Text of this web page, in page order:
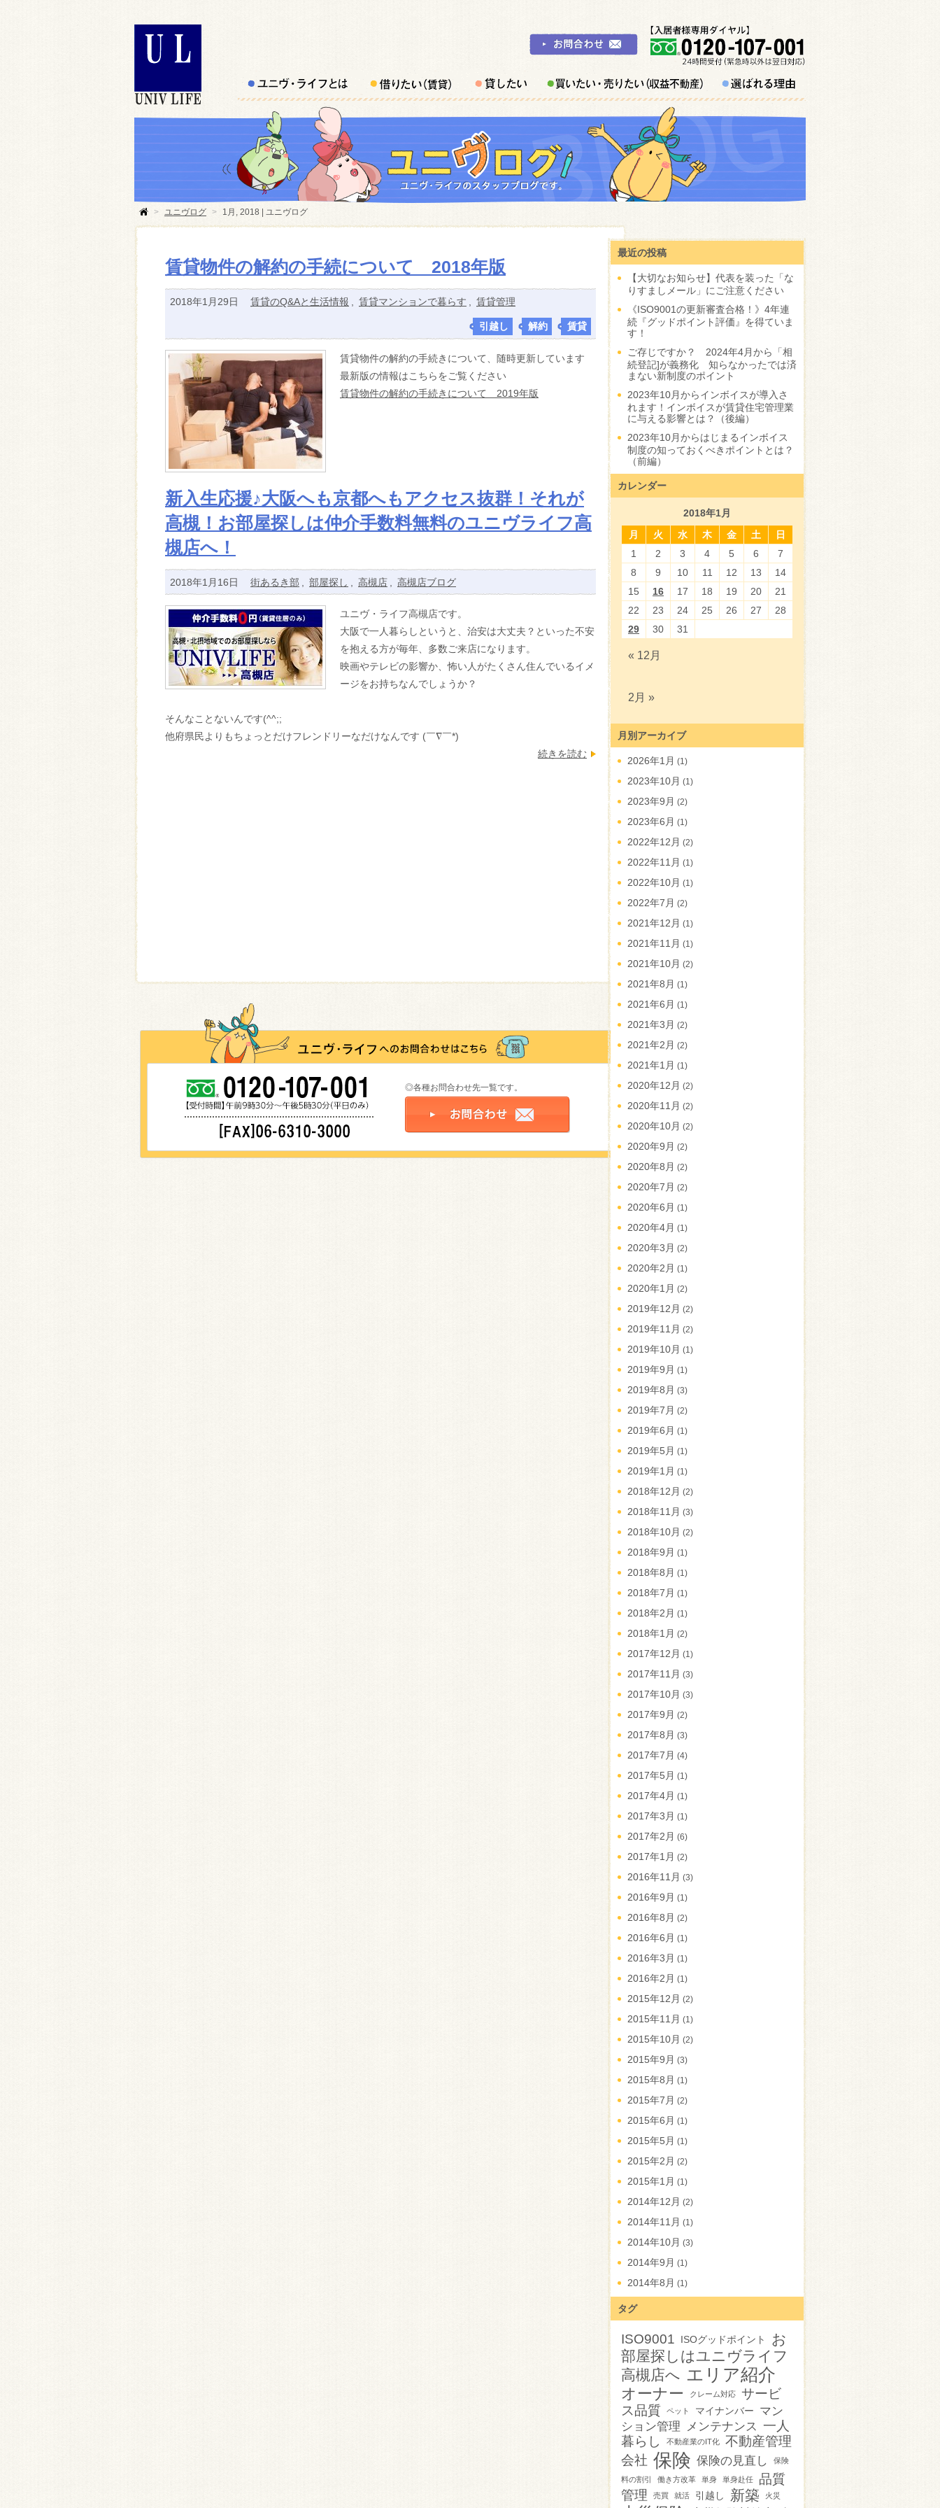
> ユニヴログ > 1月, 2018 | ユニヴログ
賃貸物件の解約の手続について 2018年版
2018年1月29日 賃貸のQ&Aと生活情報 賃貸マンションで暮らす 賃貸管理
引越し 解約 賃貸
賃貸物件の解約の手続きについて、随時更新しています
最新版の情報はこちらをご覧ください
賃貸物件の解約の手続きについて 2019年版
新入生応援♪大阪へも京都へもアクセス抜群！それが
高槻！お部屋探しは仲介手数料無料のユニヴライフ高
槻店へ！
2018年1月16日 街あるき部 部屋探し 高槻店 高槻店ブログ
ユニヴ・ライフ高槻店です。
大阪で一人暮らしというと、治安は大丈夫？といった不安
を抱える方が毎年、多数ご来店になります。
映画やテレビの影響か、怖い人がたくさん住んでいるイメ
ージをお持ちなんでしょうか？
そんなことないんです(^^;;
他府県民よりもちょっとだけフレンドリーなだけなんです (￣∇￣*)ゞ
続きを読む
◎各種お問合わせ先一覧です。
最近の投稿
【大切なお知らせ】代表を装った「な
りすましメール」にご注意ください
《ISO9001の更新審査合格！》4年連
続『グッドポイント評価』を得ていま
す！
ご存じですか？ 2024年4月から「相
続登記]が義務化 知らなかったでは済
まない新制度のポイント
2023年10月からインボイスが導入さ
れます！インボイスが賃貸住宅管理業
に与える影響とは？（後編）
2023年10月からはじまるインボイス
制度の知っておくべきポイントとは？
（前編）
カレンダー
2018年1月
月
火 水 木 金 土
日
1
2 3 4 5 6
7
8
9 10 11 12 13
14
15
16 17 18 19 20
21
22
23 24 25 26 27
28
29
30 31
« 12月
2月 »
月別アーカイブ
2026年1月 (1)
2023年10月 (1)
2023年9月 (2)
2023年6月 (1)
2022年12月 (2)
2022年11月 (1)
2022年10月 (1)
2022年7月 (2)
2021年12月 (1)
2021年11月 (1)
2021年10月 (2)
2021年8月 (1)
2021年6月 (1)
2021年3月 (2)
2021年2月 (2)
2021年1月 (1)
2020年12月 (2)
2020年11月 (2)
2020年10月 (2)
2020年9月 (2)
2020年8月 (2)
2020年7月 (2)
2020年6月 (1)
2020年4月 (1)
2020年3月 (2)
2020年2月 (1)
2020年1月 (2)
2019年12月 (2)
2019年11月 (2)
2019年10月 (1)
2019年9月 (1)
2019年8月 (3)
2019年7月 (2)
2019年6月 (1)
2019年5月 (1)
2019年1月 (1)
2018年12月 (2)
2018年11月 (3)
2018年10月 (2)
2018年9月 (1)
2018年8月 (1)
2018年7月 (1)
2018年2月 (1)
2018年1月 (2)
2017年12月 (1)
2017年11月 (3)
2017年10月 (3)
2017年9月 (2)
2017年8月 (3)
2017年7月 (4)
2017年5月 (1)
2017年4月 (1)
2017年3月 (1)
2017年2月 (6)
2017年1月 (2)
2016年11月 (3)
2016年9月 (1)
2016年8月 (2)
2016年6月 (1)
2016年3月 (1)
2016年2月 (1)
2015年12月 (2)
2015年11月 (1)
2015年10月 (2)
2015年9月 (3)
2015年8月 (1)
2015年7月 (2)
2015年6月 (1)
2015年5月 (1)
2015年2月 (2)
2015年1月 (1)
2014年12月 (2)
2014年11月 (1)
2014年10月 (3)
2014年9月 (1)
2014年8月 (1)
タグ
ISO9001 ISOグッドポイント
お
部屋探しはユニヴライフ
高槻店へ エリア紹介
オーナー クレーム対応
サービ
ス品質
ペット マイナンバー
マン
ション管理
メンテナンス
一人
暮らし
不動産業のIT化
不動産管理
会社 保険 保険の見直し 保険
料の割引 働き方改革 単身 単身赴任
品質
管理
売買 就活 引越し 新築 火災